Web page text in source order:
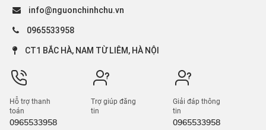
info@nguonchinhchu.vn
0965533958
CT1 BẮC HÀ, NAM TỪ LIÊM, HÀ NỘI
Hỗ trợ thanh
toán
0965533958
Trợ giúp đăng
tin
Giải đáp thông
tin
0965533958